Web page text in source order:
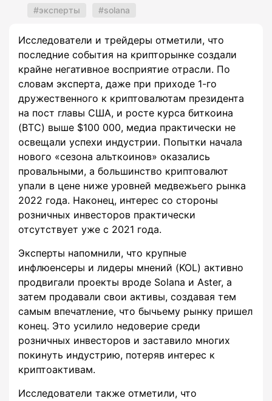
эксперты solana
Исследователи и трейдеры отметили, что
последние события на крипторынке создали
крайне негативное восприятие отрасли. По
словам эксперта, даже при приходе 1-го
дружественного к криптовалютам президента
на пост главы США, и росте курса биткоина
(BTC) выше $100 000, медиа практически не
освещали успехи индустрии. Попытки начала
нового «сезона альткоинов» оказались
провальными, а большинство криптовалют
упали в цене ниже уровней медвежьего рынка
2022 года. Наконец, интерес со стороны
розничных инвесторов практически
отсутствует уже с 2021 года.
Эксперты напомнили, что крупные
инфлюенсеры и лидеры мнений (KOL) активно
продвигали проекты вроде Solana и Aster, а
затем продавали свои активы, создавая тем
самым впечатление, что бычьему рынку пришел
конец. Это усилило недоверие среди
розничных инвесторов и заставило многих
покинуть индустрию, потеряв интерес к
криптоактивам.
Исследователи также отметили, что